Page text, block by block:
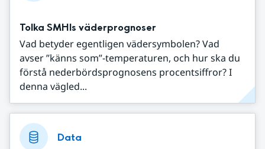
Tolka SMHIs väderprognoser
Vad betyder egentligen vädersymbolen? Vad
avser ”känns som”-temperaturen, och hur ska du
förstå nederbördsprognosens procentsiffror? I
denna vägled...
Data